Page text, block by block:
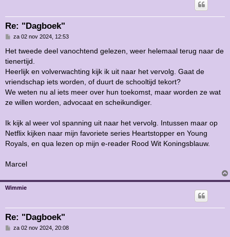
Re: "Dagboek"
B
r
c
h
t
za 02 nov 2024, 12:53
Het tweede deel vanochtend gelezen, weer helemaal terug naar de
tienertijd.
Heerlijk en volverwachting kijk ik uit naar het vervolg. Gaat de
vriendschap iets worden, of duurt de schooltijd tekort?
We weten nu al iets meer over hun toekomst, maar worden ze wat
ze willen worden, advocaat en scheikundiger.
Ik kijk al weer vol spanning uit naar het vervolg. Intussen maar op
Netflix kijken naar mijn favoriete series Heartstopper en Young
Royals, en qua lezen op mijn e-reader Rood Wit Koningsblauw.
Marcel
Wimmie
Re: "Dagboek"
Bza 02 nov 2024, 20:08